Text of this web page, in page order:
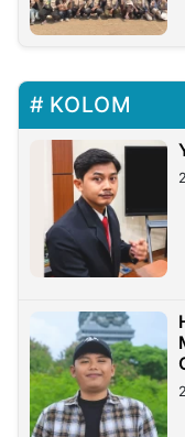
KOLOM